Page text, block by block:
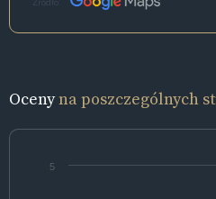
Ocenyna poszczególnych
5